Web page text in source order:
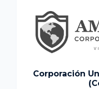
Corporación